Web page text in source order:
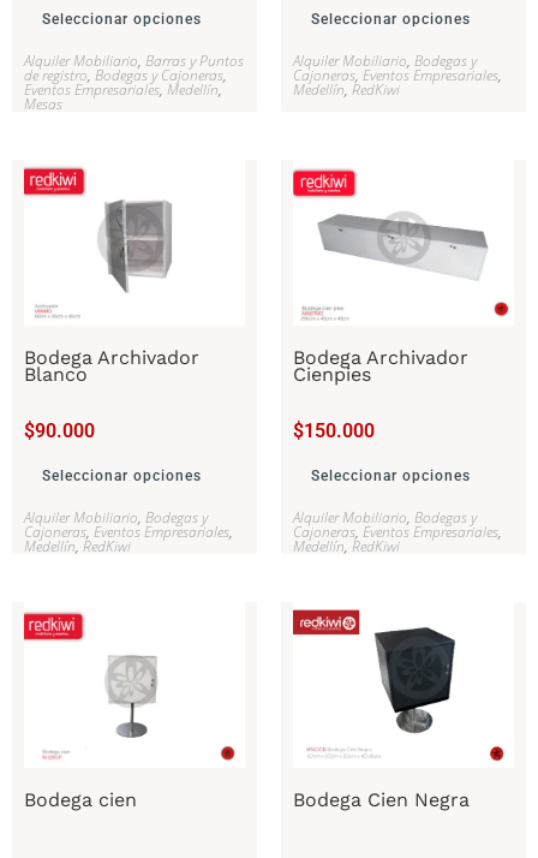
Seleccionar opciones
Alquiler Mobiliario, Barras y Puntos
de registro, Bodegas y Cajoneras,
Eventos Empresariales, Medellín,
Mesas
Seleccionar opciones
Alquiler Mobiliario, Bodegas y
Cajoneras, Eventos Empresariales,
Medellín, RedKiwi
Bodega Archivador
Blanco
$90.000
Seleccionar opciones
Alquiler Mobiliario, Bodegas y
Cajoneras, Eventos Empresariales,
Medellín, RedKiwi
Bodega Archivador
Cienpies
$150.000
Seleccionar opciones
Alquiler Mobiliario, Bodegas y
Cajoneras, Eventos Empresariales,
Medellín, RedKiwi
Bodega cien Bodega Cien Negra